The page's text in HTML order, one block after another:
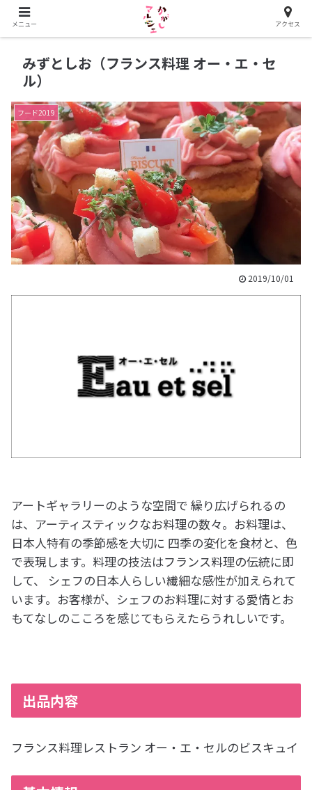
かがしマルシェ2023開催決定！
みずとしお（フランス料理 オー・エ・セ
ル）
フード2019
2019/10/01
アートギャラリーのような空間で 繰り広げられるの
は、アーティスティックなお料理の数々。お料理は、
日本人特有の季節感を大切に 四季の変化を食材と、色
で表現します。料理の技法はフランス料理の伝統に即
して、 シェフの日本人らしい繊細な感性が加えられて
います。お客様が、シェフのお料理に対する愛情とお
もてなしのこころを感じてもらえたらうれしいです。
出品内容
フランス料理レストラン オー・エ・セルのビスキュイ
メニュー アクセス